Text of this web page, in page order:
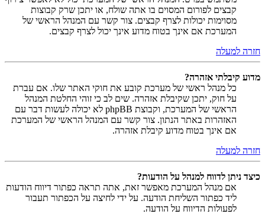
קבצים לפורום המסוים בו אתה שולח, או יתכן שרק קבוצות
מסוימות יכולות לצרף קבצים. צור קשר עם המנהל הראשי של
המערכת אם אינך בטוח מדוע אינך יכול לצרף קבצים.
חזרה למעלה
מדוע קיבלתי אזהרה?
כל מנהל ראשי של מערכת קובע את חוקי האתר שלו. אם עברת
על חוק, יתכן שקיבלת אזהרה. שים לב כי זוהי החלטת המנהל
הראשי של המערכת, וקבוצת phpBB לא יכולה לעשות דבר עם
האזהרות באתר הנתון. צור קשר עם המנהל הראשי של המערכת
אם אינך בטוח מדוע קיבלת אזהרה.
חזרה למעלה
כיצד ניתן לדווח למנהל על הודעות?
אם מנהל המערכת מאפשר זאת, אתה תראה כפתור דיווח הודעות
ליד כפתור השליחת הודעה. על ידי לחיצה על הכפתור תעבור
לפעולות הדיווח על הודעה.